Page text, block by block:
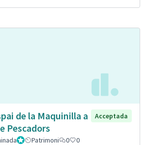
de la Maquinilla a
Pescadors
Acceptada
Administrador
Patrimoni 0 0